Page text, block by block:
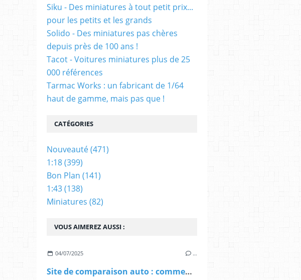
VOUS AIMEREZ AUSSI :
04/07/2025 …
Site de comparaison auto : comment savoir s'il est digne de confiance ?
Siku - Des miniatures à tout petit prix...
pour les petits et les grands
Solido - Des miniatures pas chères
depuis près de 100 ans !
Tacot - Voitures miniatures plus de 25
000 références
Tarmac Works : un fabricant de 1/64
haut de gamme, mais pas que !
CATÉGORIES
Nouveauté(471)
1:18(399)
Bon Plan (141)
1:43(138)
Miniatures (82)